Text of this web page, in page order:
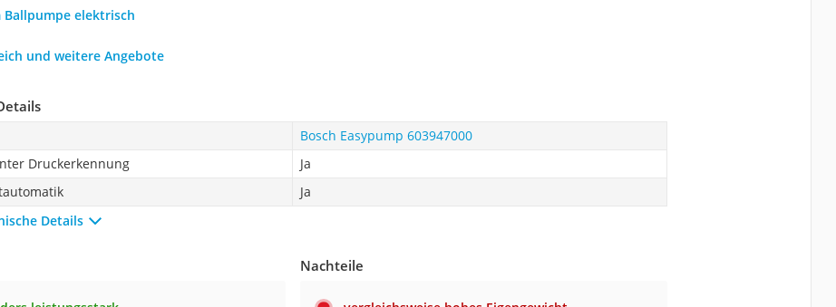
Ballpumpe elektrisch
und weitere Angebote
Bosch Easypump 603947000
Druckerkennung
Ja
Ja
Details
Nachteile